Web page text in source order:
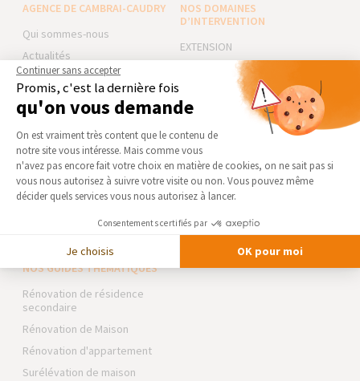
AGENCE DE CAMBRAI-CAUDRY
Qui sommes-nous
Actualités
Notre charte qualité
Partenaires
Trouver une agence
Devenir franchisé
Foire aux Questions
Conditions générales
d’intervention
Mentions légales
NOS DOMAINES
D’INTERVENTION
EXTENSION
RÉNOVATION INTÉRIEURE
TRAVAUX EXTÉRIEURS
NOS PARTENAIRES
La Maison des Architectes
Expert Bricolage
Intégrer notre réseau
Des travaux pour les pros ?
NOS GUIDES THÉMATIQUES
Rénovation de résidence
secondaire
Rénovation de Maison
Rénovation d'appartement
Surélévation de maison
Continuer sans accepter
Promis, c'est la dernière fois
qu'on vous demande
Plateforme de Gestion du
On est vraiment très content que le contenu de
notre site vous intéresse. Mais comme vous
n'avez pas encore fait votre choix en matière de cookies, on ne sait pas si
vous nous autorisez à suivre votre visite ou non. Vous pouvez même
décider quels services vous nous autorisez à lancer.
Consentements certifiés par
Je choisis OK pour moi
Axeptio consent